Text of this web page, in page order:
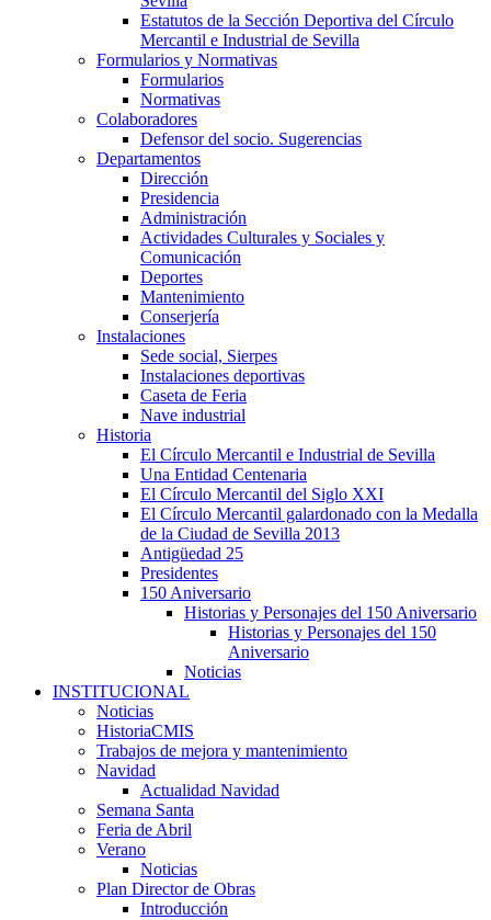
Estatutos de la Sección Deportiva del Círculo
Mercantil e Industrial de Sevilla
Formularios y Normativas
Formularios
Normativas
Colaboradores
Defensor del socio. Sugerencias
Departamentos
Dirección
Presidencia
Administración
Actividades Culturales y Sociales y
Comunicación
Deportes
Mantenimiento
Conserjería
Instalaciones
Sede social, Sierpes
Instalaciones deportivas
Caseta de Feria
Nave industrial
Historia
El Círculo Mercantil e Industrial de Sevilla
Una Entidad Centenaria
El Círculo Mercantil del Siglo XXI
El Círculo Mercantil galardonado con la Medalla
de la Ciudad de Sevilla 2013
Antigüedad 25
Presidentes
150 Aniversario
Historias y Personajes del 150 Aniversario
Historias y Personajes del 150
Aniversario
Noticias
INSTITUCIONAL
Noticias
HistoriaCMIS
Trabajos de mejora y mantenimiento
Navidad
Actualidad Navidad
Semana Santa
Feria de Abril
Verano
Noticias
Plan Director de Obras
Introducción